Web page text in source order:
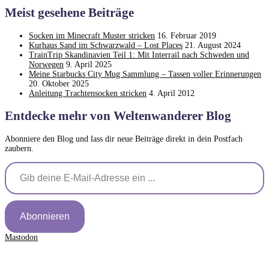
Meist gesehene Beiträge
Socken im Minecraft Muster stricken 16. Februar 2019
Kurhaus Sand im Schwarzwald – Lost Places 21. August 2024
TrainTrip Skandinavien Teil 1: Mit Interrail nach Schweden und
Norwegen 9. April 2025
Meine Starbucks City Mug Sammlung – Tassen voller Erinnerungen
20. Oktober 2025
Anleitung Trachtensocken stricken 4. April 2012
Entdecke mehr von Weltenwanderer Blog
Abonniere den Blog und lass dir neue Beiträge direkt in dein Postfach
zaubern.
Gib deine E-Mail-Adresse ein ...
Abonnieren
Mastodon